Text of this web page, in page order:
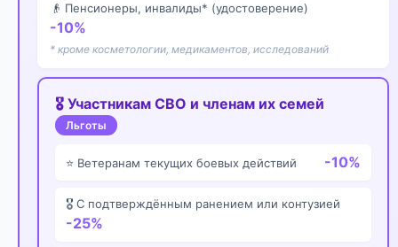
👴 Пенсионеры, инвалиды* (удостоверение)
-10%
* кроме косметологии, медикаментов, исследований
🎖️ Участникам СВО и членам их семей
Льготы
⭐ Ветеранам текущих боевых действий -10%
🎖️ С подтверждённым ранением или контузией
-25%